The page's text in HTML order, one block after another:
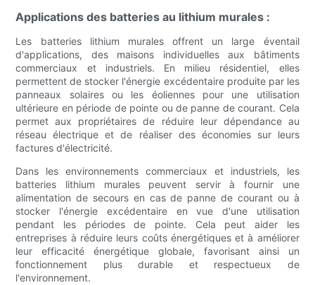
Applications des batteries au lithium murales :
Les batteries lithium murales offrent un large éventail
d'applications, des maisons individuelles aux bâtiments
commerciaux et industriels. En milieu résidentiel, elles
permettent de stocker l'énergie excédentaire produite par les
panneaux solaires ou les éoliennes pour une utilisation
ultérieure en période de pointe ou de panne de courant. Cela
permet aux propriétaires de réduire leur dépendance au
réseau électrique et de réaliser des économies sur leurs
factures d'électricité.
Dans les environnements commerciaux et industriels, les
batteries lithium murales peuvent servir à fournir une
alimentation de secours en cas de panne de courant ou à
stocker l'énergie excédentaire en vue d'une utilisation
pendant les périodes de pointe. Cela peut aider les
entreprises à réduire leurs coûts énergétiques et à améliorer
leur efficacité énergétique globale, favorisant ainsi un
fonctionnement plus durable et respectueux de
l'environnement.